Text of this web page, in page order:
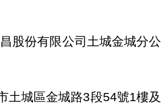
股份有限公司土城金城分公
土城區金城路3段54號1樓及